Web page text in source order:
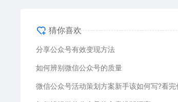
猜你喜欢
分享公众号有效变现方法
如何辨别微信公众号的质量